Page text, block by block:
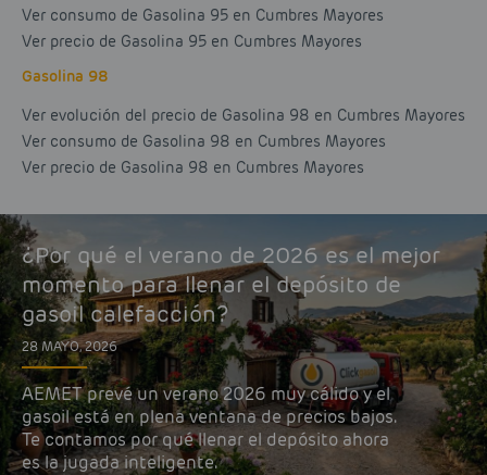
Ver consumo de Gasolina 95 en Cumbres Mayores
Ver precio de Gasolina 95 en Cumbres Mayores
Gasolina 98
Ver evolución del precio de Gasolina 98 en Cumbres Mayores
Ver consumo de Gasolina 98 en Cumbres Mayores
Ver precio de Gasolina 98 en Cumbres Mayores
¿Por qué el verano de 2026 es el mejor
momento para llenar el depósito de
gasoil calefacción?
28 MAYO, 2026
AEMET prevé un verano 2026 muy cálido y el
gasoil está en plena ventana de precios bajos.
Te contamos por qué llenar el depósito ahora
es la jugada inteligente.